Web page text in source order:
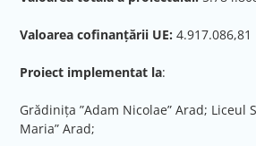
Valoarea cofinanțării UE: 4.917.086,81
Proiect implementat la:
Grădinița ”Adam Nicolae” Arad; Liceul
Maria” Arad;